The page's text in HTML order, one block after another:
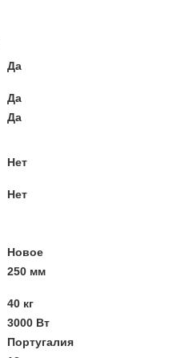
Да
Да
Да
Нет
Нет
Новое
250 мм
40 кг
3000 Вт
Португалия